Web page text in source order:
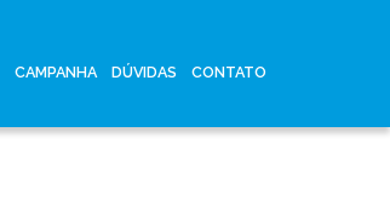
CAMPANHA DÚVIDAS CONTATO